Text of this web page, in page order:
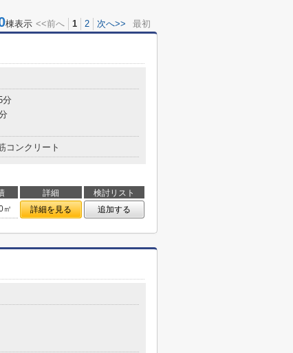
棟表示 <<前へ 1 2 次へ>> 最初
分
コンクリート
詳細
検討リスト
㎡ 詳細を見る 追加する